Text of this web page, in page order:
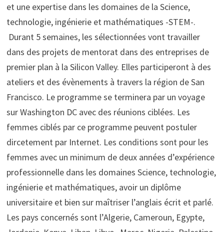
et une expertise dans les domaines de la Science,
technologie, ingénierie et mathématiques -STEM-.
Durant 5 semaines, les sélectionnées vont travailler
dans des projets de mentorat dans des entreprises de
premier plan à la Silicon Valley. Elles participeront à des
ateliers et des évènements à travers la région de San
Francisco. Le programme se terminera par un voyage
sur Washington DC avec des réunions ciblées. Les
femmes ciblés par ce programme peuvent postuler
dircetement par Internet. Les conditions sont pour les
femmes avec un minimum de deux années d’expérience
professionnelle dans les domaines Science, technologie,
ingénierie et mathématiques, avoir un diplôme
universitaire et bien sur maîtriser l’anglais écrit et parlé.
Les pays concernés sont l’Algerie, Cameroun, Egypte,